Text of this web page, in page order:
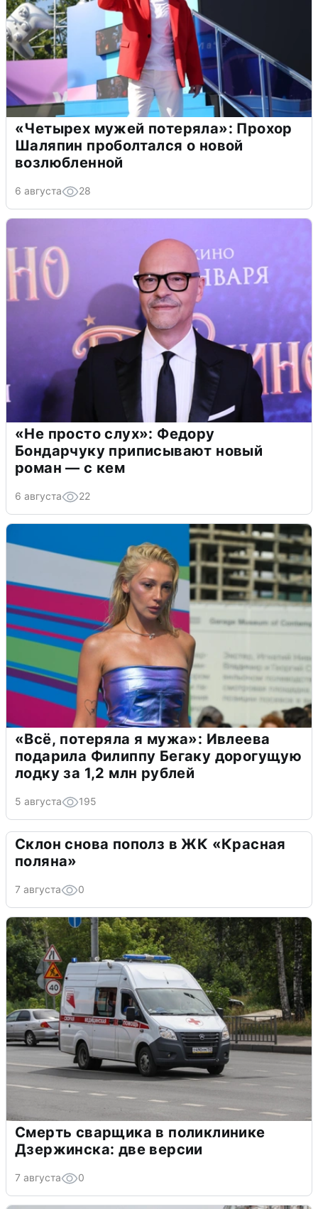
«Четырех мужей потеряла»: Прохор
Шаляпин проболтался о новой
возлюбленной
6 августа 28
«Не просто слух»: Федору
Бондарчуку приписывают новый
роман — с кем
6 августа 22
«Всё, потеряла я мужа»: Ивлеева
подарила Филиппу Бегаку дорогущую
лодку за 1,2 млн рублей
5 августа 195
Склон снова пополз в ЖК «Красная
поляна»
7 августа 0
Смерть сварщика в поликлинике
Дзержинска: две версии
7 августа 0